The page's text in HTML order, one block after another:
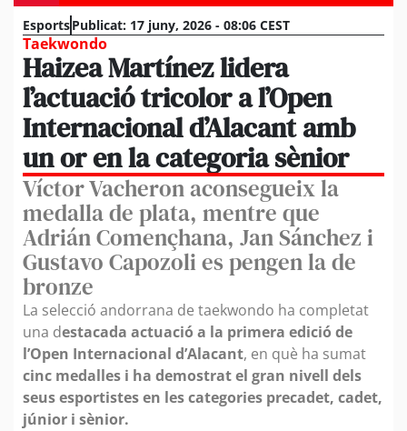
EsportsPublicat: 17 juny, 2026 - 08:06 CEST
Taekwondo
Haizea Martínez lidera
l’actuació tricolor a l’Open
Internacional d’Alacant amb
un or en la categoria sènior
Víctor Vacheron aconsegueix la
medalla de plata, mentre que
Adrián Començhana, Jan Sánchez i
Gustavo Capozoli es pengen la de
bronze
La selecció andorrana de taekwondo ha completat
una destacada actuació a la primera edició de
l’Open Internacional d’Alacant, en què ha sumat
cinc medalles i ha demostrat el gran nivell dels
seus esportistes en les categories precadet, cadet,
júnior i sènior.